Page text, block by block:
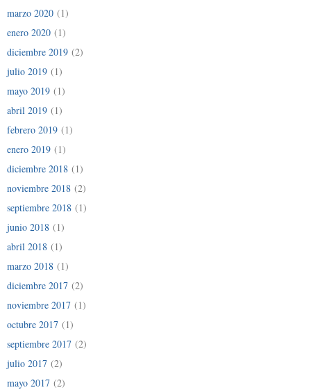
marzo 2020 (1)
enero 2020 (1)
diciembre 2019 (2)
julio 2019 (1)
mayo 2019 (1)
abril 2019 (1)
febrero 2019 (1)
enero 2019 (1)
diciembre 2018 (1)
noviembre 2018 (2)
septiembre 2018 (1)
junio 2018 (1)
abril 2018 (1)
marzo 2018 (1)
diciembre 2017 (2)
noviembre 2017 (1)
octubre 2017 (1)
septiembre 2017 (2)
julio 2017 (2)
mayo 2017 (2)